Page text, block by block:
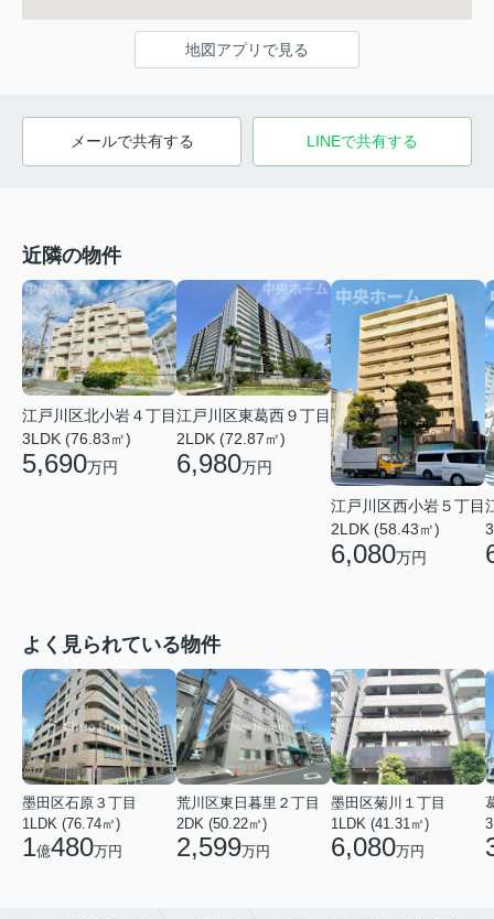
地図アプリで見る
メールで共有する LINEで共有する
近隣の物件
江戸川区北小岩４丁目
3LDK (76.83㎡)
5,690万円
江戸川区東葛西９丁目
2LDK (72.87㎡)
6,980万円
江戸川区西小岩５丁目
2LDK (58.43㎡)
6,080万円
よく見られている物件
墨田区石原３丁目
1LDK (76.74㎡)
1億480万円
荒川区東日暮里２丁目
2DK (50.22㎡)
2,599万円
墨田区菊川１丁目
1LDK (41.31㎡)
6,080万円